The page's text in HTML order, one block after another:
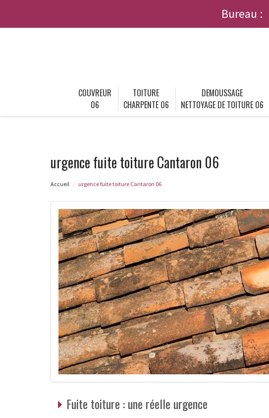
Bureau :
COUVREUR
06
TOITURE
CHARPENTE 06
DEMOUSSAGE
NETTOYAGE DE TOITURE 06
urgence fuite toiture Cantaron 06
Accueil urgence fuite toiture Cantaron 06
Fuite toiture : une réelle urgence